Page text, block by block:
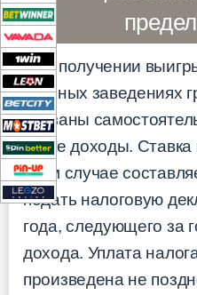
При получении
игорных заведениях
обязаны
такие доходы. Ставка
этом случае
подать налоговую
года, следующего за
дохода. Уплата
произведена не